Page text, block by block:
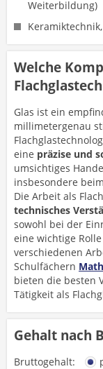
Weiterbildung)
Welche
Glas ist ein
millimetergenau
eine präzise und
umsichtiges
insbesondere
Die Arbeit als
technisches
sowohl bei der
eine wichtige
verschiedenen
Schulfächern
bieten die besten
Tätigkeit als
Gehalt nach
Bruttogehalt: